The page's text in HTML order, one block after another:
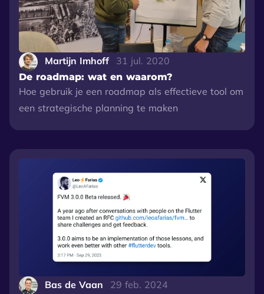
Martijn Imhoff 31 jul. 2020
De roadmap: wat en waarom?
Hoe gebruik je een roadmap als effectieve tool om
een strategische planning te maken
Bas de Vaan 29 feb. 2024